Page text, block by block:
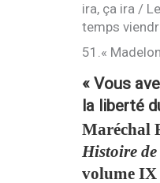
ira, ça ira /
temps
51.«
« Vous
la liberté
Maréchal
Histoire
volume IX